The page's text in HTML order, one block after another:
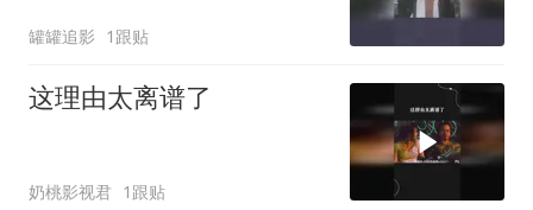
罐罐追影 1跟贴
这理由太离谱了
奶桃影视君 1跟贴